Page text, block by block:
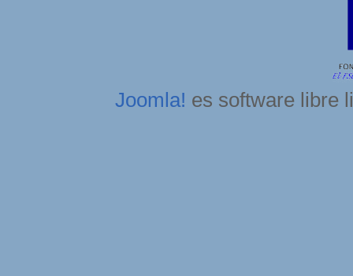
Joomla! es software libre